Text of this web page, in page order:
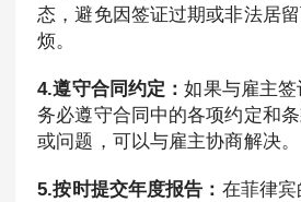
态，避免因签证过期或非法居
烦。
4.遵守合同约定：如果与雇主
务必遵守合同中的各项约定和
或问题，可以与雇主协商解决。
5.按时提交年度报告： 在菲律